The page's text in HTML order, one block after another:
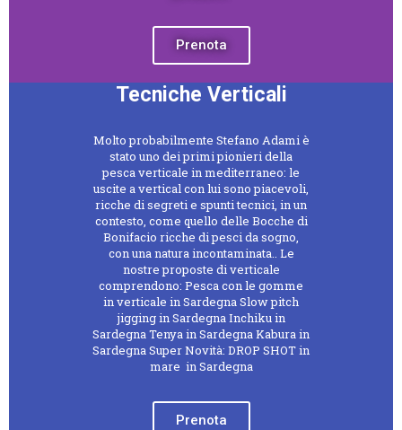
Prenota
Tecniche Verticali
Molto probabilmente Stefano Adami è
stato uno dei primi pionieri della
pesca verticale in mediterraneo: le
uscite a vertical con lui sono piacevoli,
ricche di segreti e spunti tecnici, in un
contesto, come quello delle Bocche di
Bonifacio ricche di pesci da sogno,
con una natura incontaminata.. Le
nostre proposte di verticale
comprendono: Pesca con le gomme
in verticale in Sardegna Slow pitch
jigging in Sardegna Inchiku in
Sardegna Tenya in Sardegna Kabura in
Sardegna Super Novità: DROP SHOT in
mare in Sardegna
Prenota